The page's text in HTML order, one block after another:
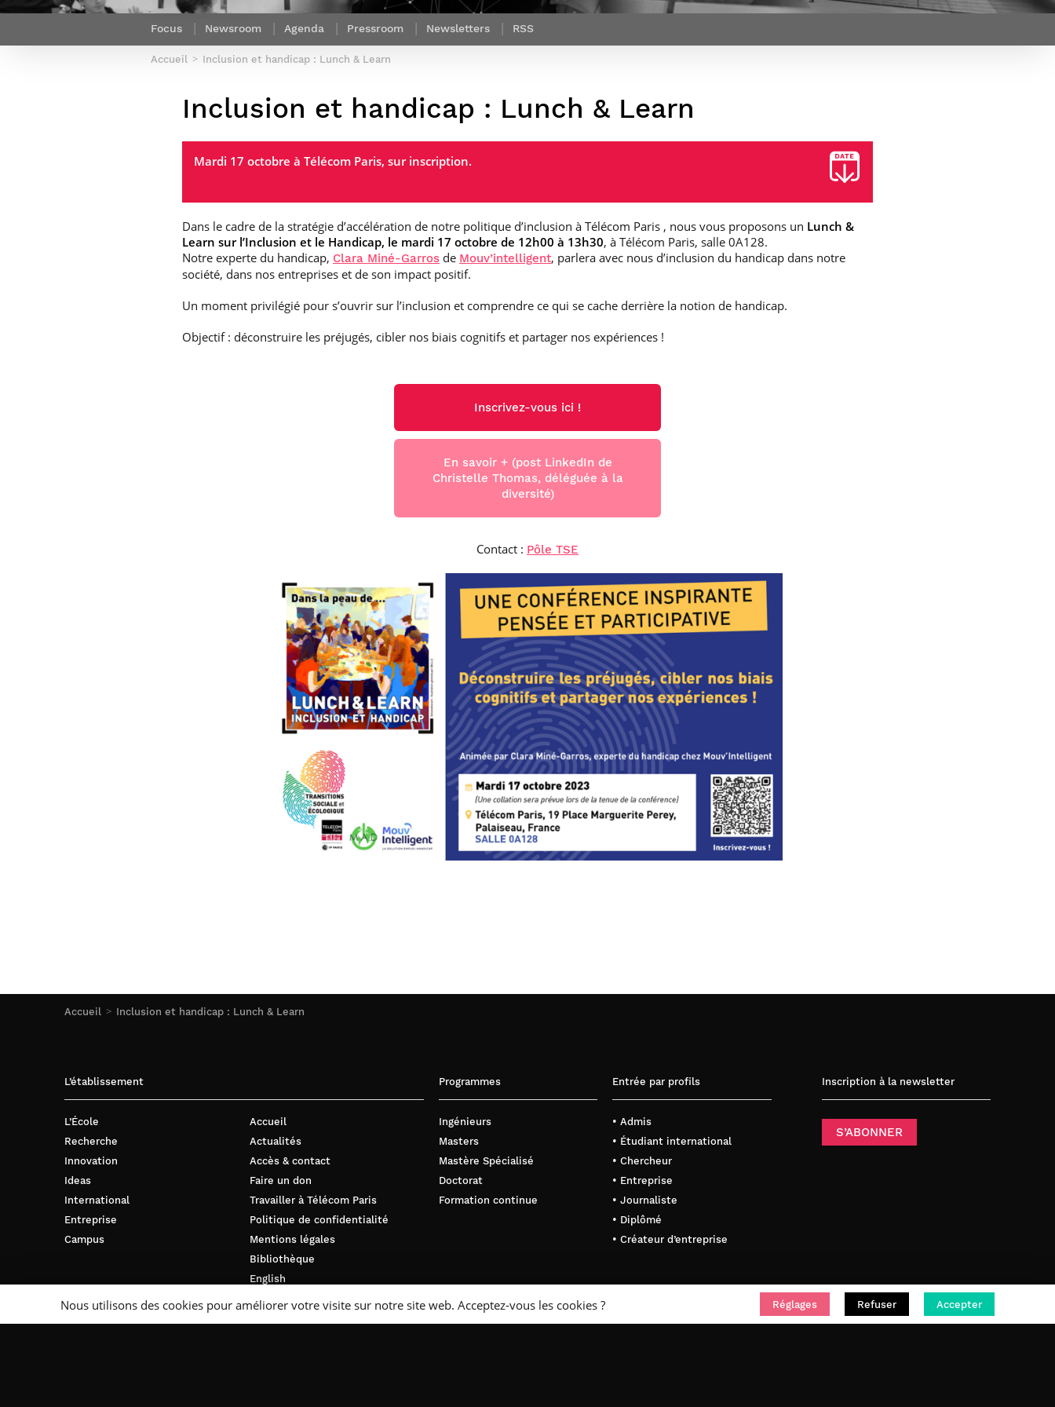
Nos offres
d’emplois
enseignement et
administratifs et
techniques
sociétaux
Prix des
Technologies
Focus
recherche &
innovation
Rapport d’activité
communication
Soutien à la
mobilité
et d’emplois
technologiques et
Sport (fr)
Mobilité en France
Parcours Numérique Responsable
Enquête 1er emploi
Corps des Mines
Parcours Talents : un Double Diplôme
donnant accès aux Corps techniques
Expert cybersécurité des réseaux
et des systèmes d’information
Intelligence Artificielle – Expert
Intelligence Artificielle multimodale
Manager des systèmes
d’information (admissions closes)
Financement
Entreprises & solutions Mastère
Spécialisé
Événements des formations de
Mastère Spécialisé
Accueil Inclusion et handicap : Lunch & Learn
Focus Newsroom Agenda Pressroom Newsletters RSS
Accueil Inclusion et handicap : Lunch & Learn
Inclusion et handicap : Lunch & Learn
Mardi 17 octobre à Télécom Paris, sur inscription.
Dans le cadre de la stratégie d’accélération de notre politique d’inclusion à Télécom Paris , nous vous proposons un Lunch &
Learn sur l’Inclusion et le Handicap, le mardi 17 octobre de 12h00 à 13h30, à Télécom Paris, salle 0A128.
Notre experte du handicap, Clara Miné-Garros de Mouv’intelligent, parlera avec nous d’inclusion du handicap dans notre
société, dans nos entreprises et de son impact positif.
Un moment privilégié pour s’ouvrir sur l’inclusion et comprendre ce qui se cache derrière la notion de handicap.
Objectif : déconstruire les préjugés, cibler nos biais cognitifs et partager nos expériences !
Inscrivez-vous ici !
En savoir + (post LinkedIn de
Christelle Thomas, déléguée à la
diversité)
Contact : Pôle TSE
L’établissement
L’École
Recherche
Innovation
Ideas
International
Entreprise
Campus
Accueil
Actualités
Accès & contact
Faire un don
Travailler à Télécom Paris
Politique de confidentialité
Mentions légales
Bibliothèque
English
Programmes
Ingénieurs
Masters
Mastère Spécialisé
Doctorat
Formation continue
Entrée par profils
• Admis
• Étudiant international
• Chercheur
• Entreprise
• Journaliste
• Diplômé
• Créateur d’entreprise
Inscription à la newsletter
S’ABONNER
Nous utilisons des cookies pour améliorer votre visite sur notre site web. Acceptez-vous les cookies ? Réglages Refuser Accepter